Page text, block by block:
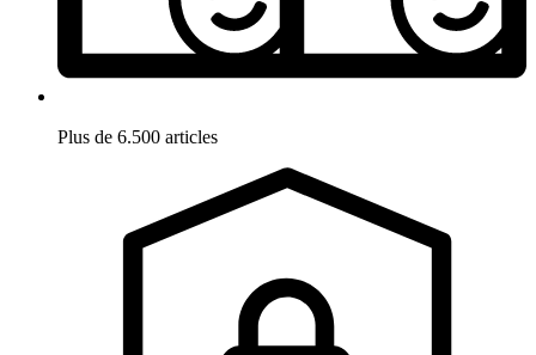
Plus de 6.500 articles